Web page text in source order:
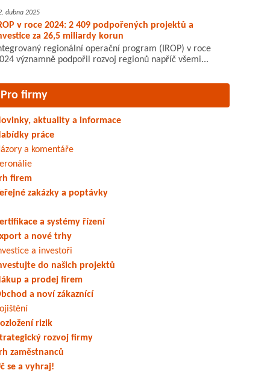
dubna 2025
v roce 2024: 2 409 podpořených projektů a
za 26,5 miliardy korun
regionální operační program (IROP) v roce
významně podpořil rozvoj regionů napříč všemi...
Pro firmy
aktuality a informace
práce
a komentáře
firem
zakázky a poptávky
a systémy řízení
a nové trhy
a investoři
do našich projektů
a prodej firem
a noví zákaznící
rizik
rozvoj firmy
zaměstnanců
se a vyhraj!